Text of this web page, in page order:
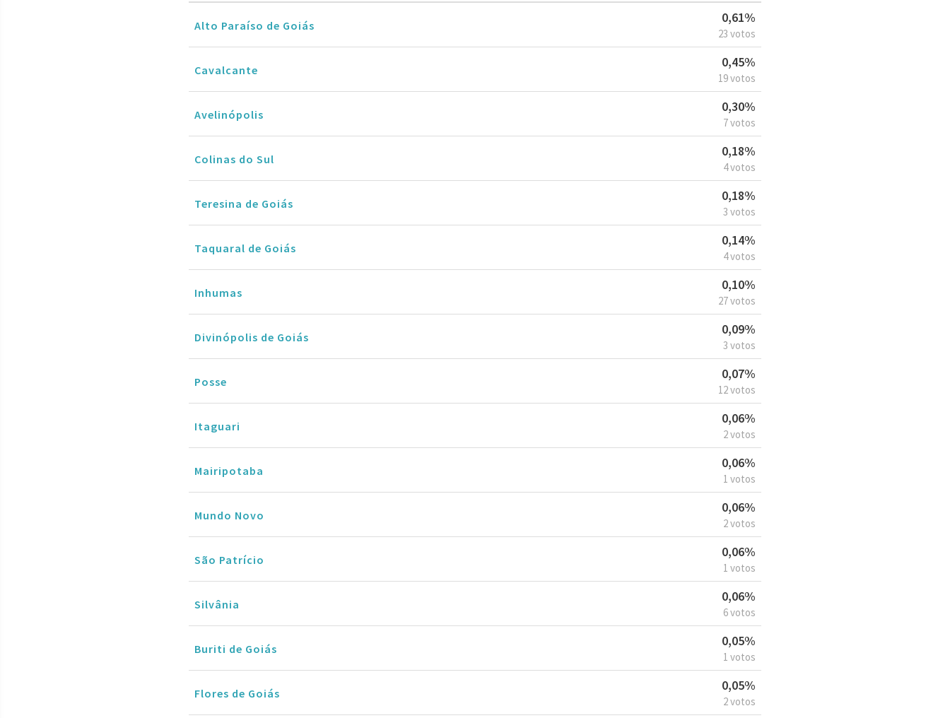
Alto Paraíso de Goiás
0,61%
23 votos
Cavalcante
0,45%
19 votos
Avelinópolis
0,30%
7 votos
Colinas do Sul
0,18%
4 votos
Teresina de Goiás
0,18%
3 votos
Taquaral de Goiás
0,14%
4 votos
Inhumas
0,10%
27 votos
Divinópolis de Goiás
0,09%
3 votos
Posse
0,07%
12 votos
Itaguari
0,06%
2 votos
Mairipotaba
0,06%
1 votos
Mundo Novo
0,06%
2 votos
São Patrício
0,06%
1 votos
Silvânia
0,06%
6 votos
Buriti de Goiás
0,05%
1 votos
Flores de Goiás
0,05%
2 votos